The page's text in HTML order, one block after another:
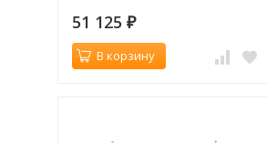
51 125 ₽
В корзину